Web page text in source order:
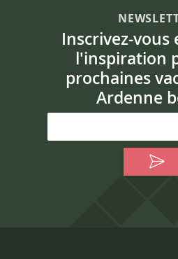
Inscrivez-vous
l'inspiration
prochaines
Ardenne